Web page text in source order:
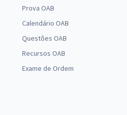
Prova OAB
Calendário OAB
Questões OAB
Recursos OAB
Exame de Ordem